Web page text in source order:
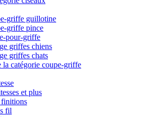
griffe guillotine
griffe pince
pour-griffe
griffes chiens
griffes chats
la catégorie coupe-griffe
et plus
finitions
fil